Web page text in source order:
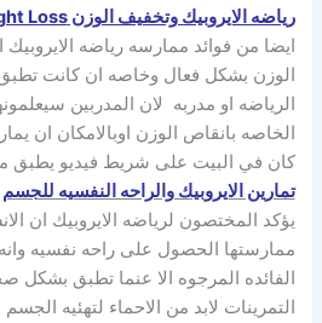
رياضه الايروبيك وتخفيف الوزن Weight Loss
ايضا من فوائد ممارسه رياضه
الوزن بشكل فعال وخاصه ان كانت
الرياضه او مدربه لان المدربين
الخاصه بانقاص الوزن اوبالامكان ان
كان في البيت على شريط فيديو يطبق
تمارين الايروبيك والراحه النفسيه للجسم
يؤكد المختصون لرياضه الايروبيك ان
ممارستها الحصول على راحه نفسيه
الفائده المرجوه الا عنما تطبق بشكل
التمرينات لابد من الاحماء لتهئيه